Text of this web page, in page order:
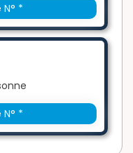
*
*